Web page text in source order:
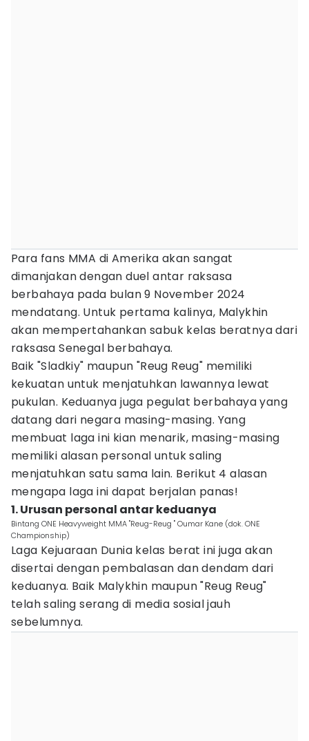
Para fans MMA di Amerika akan sangat
dimanjakan dengan duel antar raksasa
berbahaya pada bulan 9 November 2024
mendatang. Untuk pertama kalinya, Malykhin
akan mempertahankan sabuk kelas beratnya dari
raksasa Senegal berbahaya.
Baik "Sladkiy" maupun "Reug Reug" memiliki
kekuatan untuk menjatuhkan lawannya lewat
pukulan. Keduanya juga pegulat berbahaya yang
datang dari negara masing-masing. Yang
membuat laga ini kian menarik, masing-masing
memiliki alasan personal untuk saling
menjatuhkan satu sama lain. Berikut 4 alasan
mengapa laga ini dapat berjalan panas!
1. Urusan personal antar keduanya
Bintang ONE Heavyweight MMA "Reug-Reug " Oumar Kane (dok. ONE
Championship)
Laga Kejuaraan Dunia kelas berat ini juga akan
disertai dengan pembalasan dan dendam dari
keduanya. Baik Malykhin maupun "Reug Reug"
telah saling serang di media sosial jauh
sebelumnya.